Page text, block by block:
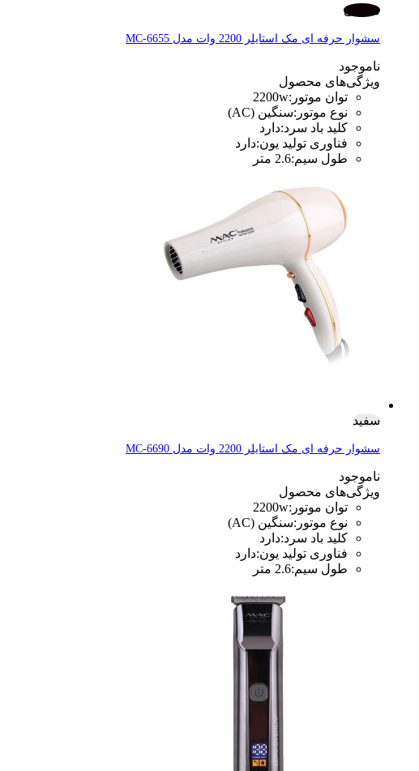
مشکی
سشوار حرفه ای مک استایلر 2200 وات مدل MC-6655
ناموجود
ویژگی‌های محصول
توان موتور :
2200w
نوع موتور :سنگین (AC)
کلید باد سرد:دارد
فناوری تولید یون:دارد
طول سیم:2.6 متر
سفید
سشوار حرفه ای مک استایلر 2200 وات مدل MC-6690
ناموجود
ویژگی‌های محصول
توان موتور :
2200w
نوع موتور :سنگین (AC)
کلید باد سرد:دارد
فناوری تولید یون:دارد
طول سیم:2.6 متر